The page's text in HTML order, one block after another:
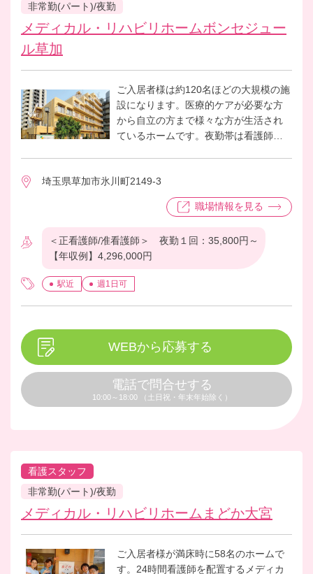
非常勤(パート)/夜勤
メディカル・リハビリホームボンセジュー
ル草加
ご入居者様は約120名ほどの大規模の施
設になります。医療的ケアが必要な方
から自立の方まで様々な方が生活され
ているホームです。夜勤帯は看護師さ
となっております。働くスタッフ同士
の中も良く、笑顔の絶えないホームと
なっております。
埼玉県草加市氷川町2149-3
職場情報を見る
＜正看護師/准看護師＞ 夜勤１回：35,800円～
【年収例】4,296,000円
駅近 週1日可
WEBから応募する
電話で問合せする
10:00～18:00 （土日祝・年末年始除く）
看護スタッフ
非常勤(パート)/夜勤
メディカル・リハビリホームまどか大宮
ご入居者様が満床時に58名のホームで
す。24時間看護師を配置するメディカ